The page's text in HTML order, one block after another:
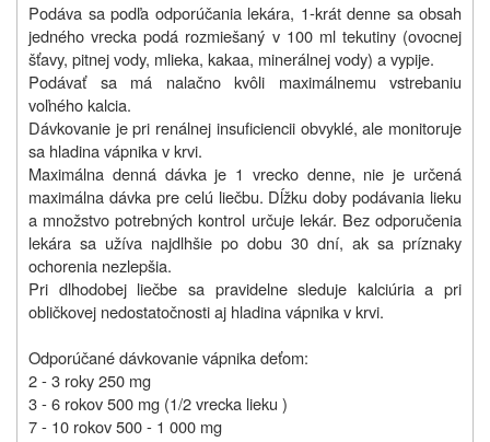
Podáva sa podľa odporúčania lekára, 1-krát denne sa obsah
jedného vrecka podá rozmiešaný v 100 ml tekutiny (ovocnej
šťavy, pitnej vody, mlieka, kakaa, minerálnej vody) a vypije.
Podávať sa má nalačno kvôli maximálnemu vstrebaniu
voľného kalcia.
Dávkovanie je pri renálnej insuficiencii obvyklé, ale monitoruje
sa hladina vápnika v krvi.
Maximálna denná dávka je 1 vrecko denne, nie je určená
maximálna dávka pre celú liečbu. Dĺžku doby podávania lieku
a množstvo potrebných kontrol určuje lekár. Bez odporučenia
lekára sa užíva najdlhšie po dobu 30 dní, ak sa príznaky
ochorenia nezlepšia.
Pri dlhodobej liečbe sa pravidelne sleduje kalciúria a pri
obličkovej nedostatočnosti aj hladina vápnika v krvi.
Odporúčané dávkovanie vápnika deťom:
2 - 3 roky 250 mg
3 - 6 rokov 500 mg (1/2 vrecka lieku )
7 - 10 rokov 500 - 1 000 mg